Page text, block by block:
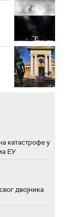
катастрофе у
ЕУ
двојника